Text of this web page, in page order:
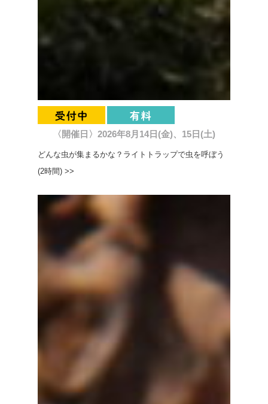
〈開催日〉2026年8月14日(金)、15日(土)
どんな虫が集まるかな？ライトトラップで虫を呼ぼう
(2時間) >>